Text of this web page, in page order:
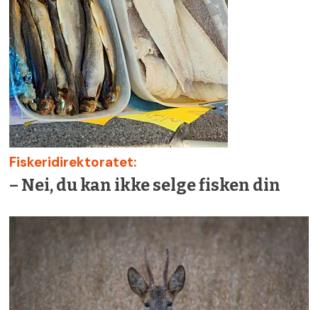
Fiskeridirektoratet:
– Nei, du kan ikke selge fisken din